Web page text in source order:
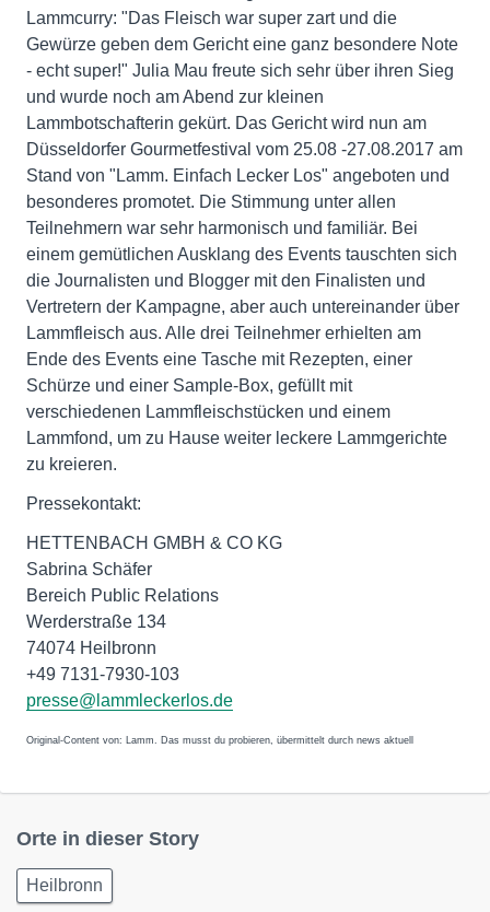
Lammcurry: "Das Fleisch war super zart und die
Gewürze geben dem Gericht eine ganz besondere Note
- echt super!" Julia Mau freute sich sehr über ihren Sieg
und wurde noch am Abend zur kleinen
Lammbotschafterin gekürt. Das Gericht wird nun am
Düsseldorfer Gourmetfestival vom 25.08 -27.08.2017 am
Stand von "Lamm. Einfach Lecker Los" angeboten und
besonderes promotet. Die Stimmung unter allen
Teilnehmern war sehr harmonisch und familiär. Bei
einem gemütlichen Ausklang des Events tauschten sich
die Journalisten und Blogger mit den Finalisten und
Vertretern der Kampagne, aber auch untereinander über
Lammfleisch aus. Alle drei Teilnehmer erhielten am
Ende des Events eine Tasche mit Rezepten, einer
Schürze und einer Sample-Box, gefüllt mit
verschiedenen Lammfleischstücken und einem
Lammfond, um zu Hause weiter leckere Lammgerichte
zu kreieren.
Pressekontakt:
HETTENBACH GMBH & CO KG
Sabrina Schäfer
Bereich Public Relations
Werderstraße 134
74074 Heilbronn
+49 7131-7930-103
presse@lammleckerlos.de
Original-Content von: Lamm. Das musst du probieren, übermittelt durch news aktuell
Orte in dieser Story
Heilbronn